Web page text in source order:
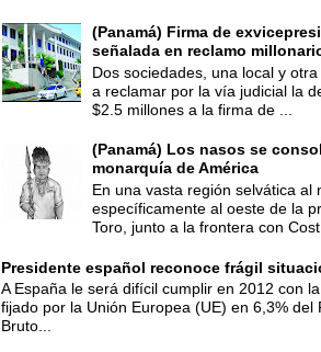
(Panamá) Firma de
señalada en reclamo
Dos sociedades, una local y
a reclamar por la vía judicial la
$2.5 millones a la firma de ...
(Panamá) Los nasos se
monarquía de América
En una vasta región selvática al
específicamente al oeste de la
Toro, junto a la frontera con
Presidente español reconoce frágil
A España le será difícil cumplir en 2012 con
fijado por la Unión Europea (UE) en 6,3% del
Bruto...